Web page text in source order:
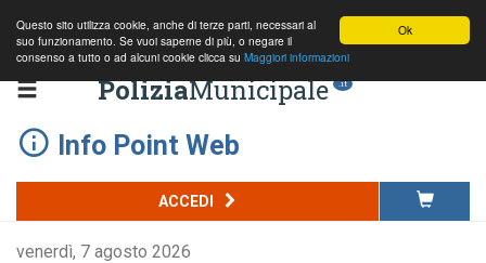
Ok
Questo sito utilizza cookie, anche di terze parti, necessari al
suo funzionamento. Se vuoi saperne di più, o negare il
consenso a tutto o ad alcuni cookie clicca su Maggiori informazioni
PoliziaMunicipale .it
Info Point Web
ACCEDI
venerdì, 7 agosto 2026